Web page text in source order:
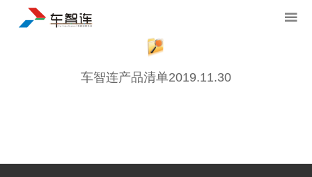
车智连产品清单2019.11.30